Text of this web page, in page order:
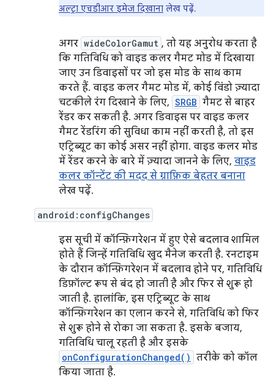
अल्ट्रा एचडीआर इमेज दिखाना लेख पढ़ें.
अगर wideColorGamut , तो यह अनुरोध करता है
कि गतिविधि को वाइड कलर गैमट मोड में दिखाया
जाए उन डिवाइसों पर जो इस मोड के साथ काम
करते हैं. वाइड कलर गैमट मोड में, कोई विंडो ज़्यादा
चटकीले रंग दिखाने के लिए, SRGB गैमट से बाहर
रेंडर कर सकती है. अगर डिवाइस पर वाइड कलर
गैमट रेंडरिंग की सुविधा काम नहीं करती है, तो इस
एट्रिब्यूट का कोई असर नहीं होगा. वाइड कलर मोड
में रेंडर करने के बारे में ज़्यादा जानने के लिए, वाइड
कलर कॉन्टेंट की मदद से ग्राफ़िक बेहतर बनाना
लेख पढ़ें.
android:configChanges
इस सूची में कॉन्फ़िगरेशन में हुए ऐसे बदलाव शामिल
होते हैं जिन्हें गतिविधि खुद मैनेज करती है. रनटाइम
के दौरान कॉन्फ़िगरेशन में बदलाव होने पर, गतिविधि
डिफ़ॉल्ट रूप से बंद हो जाती है और फिर से शुरू हो
जाती है. हालांकि, इस एट्रिब्यूट के साथ
कॉन्फ़िगरेशन का एलान करने से, गतिविधि को फिर
से शुरू होने से रोका जा सकता है. इसके बजाय,
गतिविधि चालू रहती है और इसके
onConfigurationChanged() तरीके को कॉल
किया जाता है.